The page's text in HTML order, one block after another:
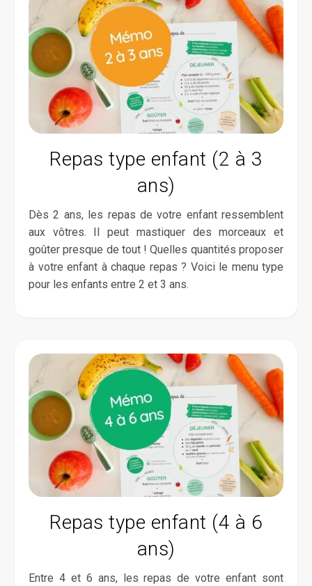
Repas type enfant (2 à 3
ans)
Dès 2 ans, les repas de votre enfant ressemblent
aux vôtres. Il peut mastiquer des morceaux et
goûter presque de tout ! Quelles quantités proposer
à votre enfant à chaque repas ? Voici le menu type
pour les enfants entre 2 et 3 ans.
Repas type enfant (4 à 6
ans)
Entre 4 et 6 ans, les repas de votre enfant sont